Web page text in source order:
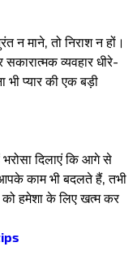
न माने, तो निराश न हों।
व्यवहार धीरे-
भी प्यार की एक बड़ी
दिलाएं कि आगे से
आपके काम भी बदलते हैं, तभी
को हमेशा के लिए खत्म कर